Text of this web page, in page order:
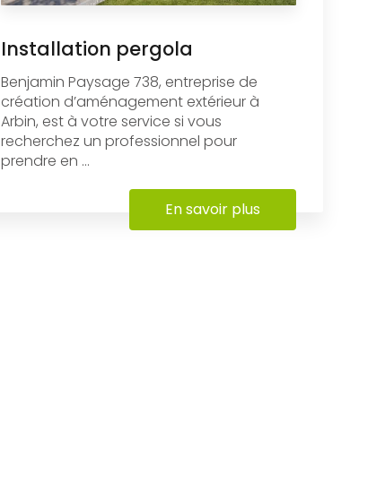
Installation pergola
Benjamin Paysage 738, entreprise de
création d’aménagement extérieur à
Arbin, est à votre service si vous
recherchez un professionnel pour
prendre en ...
En savoir plus